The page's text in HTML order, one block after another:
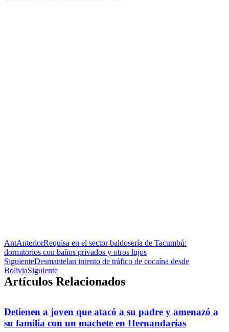
AntAnteriorRequisa en el sector baldosería de Tacumbú:
dormitorios con baños privados y otros lujos
SiguienteDesmantelan intento de tráfico de cocaína desde
BoliviaSiguiente
Artículos Relacionados
Detienen a joven que atacó a su padre y amenazó a
su familia con un machete en Hernandarias